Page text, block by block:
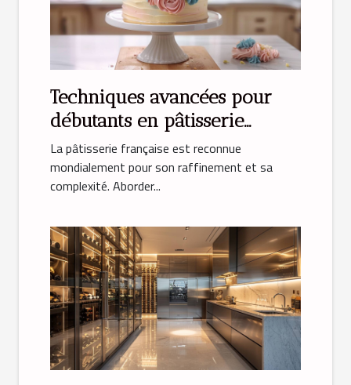
Techniques avancées pour
débutants en pâtisserie
française
La pâtisserie française est reconnue
mondialement pour son raffinement et sa
complexité. Aborder...